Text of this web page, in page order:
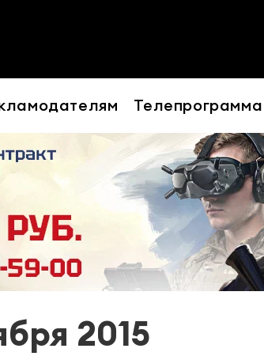
Телепрограмма
2015